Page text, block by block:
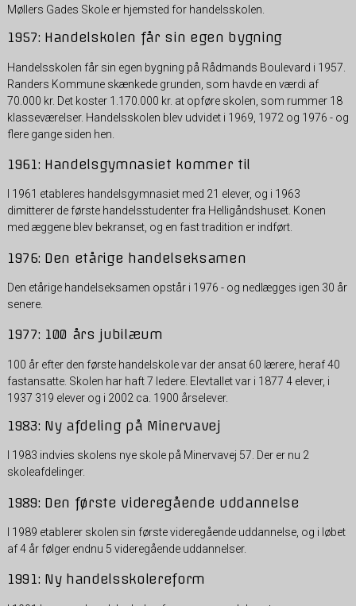
Møllers Gades Skole er hjemsted for handelsskolen.
1957: Handelskolen får sin egen bygning
Handelsskolen får sin egen bygning på Rådmands Boulevard i 1957.
Randers Kommune skænkede grunden, som havde en værdi af
70.000 kr. Det koster 1.170.000 kr. at opføre skolen, som rummer 18
klasseværelser. Handelsskolen blev udvidet i 1969, 1972 og 1976 - og
flere gange siden hen.
1961: Handelsgymnasiet kommer til
I 1961 etableres handelsgymnasiet med 21 elever, og i 1963
dimitterer de første handelsstudenter fra Helligåndshuset. Konen
med æggene blev bekranset, og en fast tradition er indført.
1976: Den etårige handelseksamen
Den etårige handelseksamen opstår i 1976 - og nedlægges igen 30 år
senere.
1977: 100 års jubilæum
100 år efter den første handelskole var der ansat 60 lærere, heraf 40
fastansatte. Skolen har haft 7 ledere. Elevtallet var i 1877 4 elever, i
1937 319 elever og i 2002 ca. 1900 årselever.
1983: Ny afdeling på Minervavej
I 1983 indvies skolens nye skole på Minervavej 57. Der er nu 2
skoleafdelinger.
1989: Den første videregående uddannelse
I 1989 etablerer skolen sin første videregående uddannelse, og i løbet
af 4 år følger endnu 5 videregående uddannelser.
1991: Ny handelsskolereform